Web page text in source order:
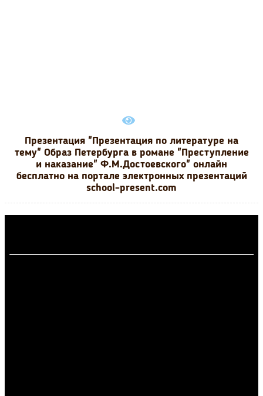
Презентация "Презентация по литературе на
тему" Образ Петербурга в романе "Преступление
и наказание" Ф.М.Достоевского" онлайн
бесплатно на портале электронных презентаций
school-present.com